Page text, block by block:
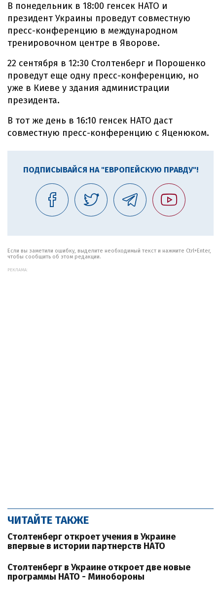
В понедельник в 18:00 генсек НАТО и
президент Украины проведут совместную
пресс-конференцию в международном
тренировочном центре в Яворове.
22 сентября в 12:30 Столтенберг и Порошенко
проведут еще одну пресс-конференцию, но
уже в Киеве у здания администрации
президента.
В тот же день в 16:10 генсек НАТО даст
совместную пресс-конференцию с Яценюком.
ПОДПИСЫВАЙСЯ НА "ЕВРОПЕЙСКУЮ ПРАВДУ"!
Если вы заметили ошибку, выделите необходимый текст и нажмите Ctrl+Enter,
чтобы сообщить об этом редакции.
РЕКЛАМА:
ЧИТАЙТЕ ТАКЖЕ
Столтенберг откроет учения в Украине
впервые в истории партнерств НАТО
Столтенберг в Украине откроет две новые
программы НАТО - Минобороны